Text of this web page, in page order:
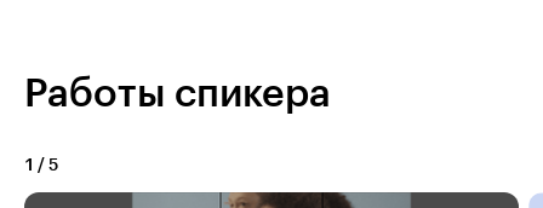
Работы спикера
1 / 5